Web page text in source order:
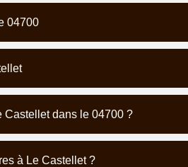
04700
Castellet dans le 04700 ?
à Le Castellet ?